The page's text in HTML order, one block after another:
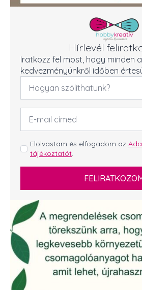
Hírlevél
Iratkozz fel most, hogy minden
kedvezményünkről időben
Név
Email
cím
GDPR
*
Elolvastam és elfogadom az
tájékoztatót.